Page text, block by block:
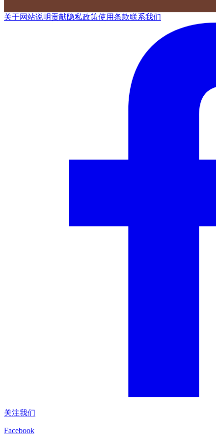
关于网站说明贡献隐私政策使用条款联系我们
关注我们
Facebook